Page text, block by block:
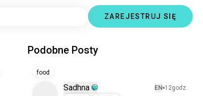
ZAREJESTRUJ SIĘ
Podobne Posty
food
Sadhna EN 12godz.